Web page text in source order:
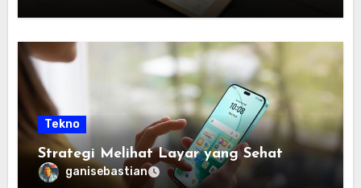
Tekno
Strategi Melihat Layar yang Sehat
ganisebastian